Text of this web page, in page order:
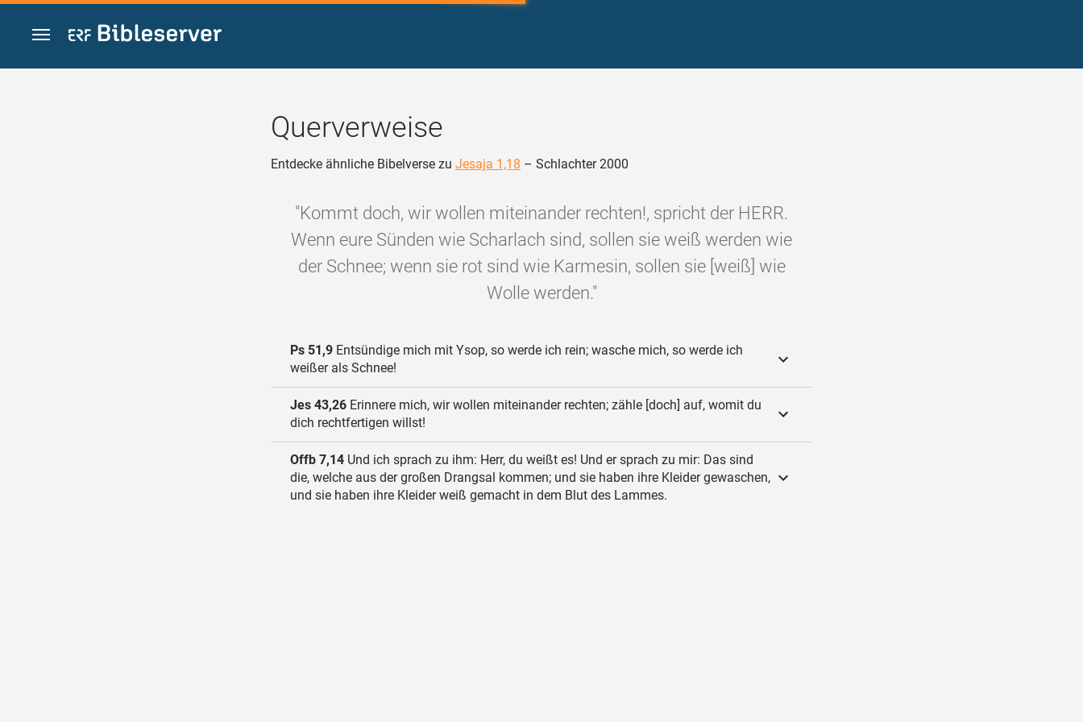
Zum Inhalt springen
Querverweise
Entdecke ähnliche Bibelverse zu Jesaja 1,18 – Schlachter 2000
"Kommt doch, wir wollen miteinander rechten!, spricht der HERR.
Wenn eure Sünden wie Scharlach sind, sollen sie weiß werden wie
der Schnee; wenn sie rot sind wie Karmesin, sollen sie [weiß] wie
Wolle werden."
Ps 51,9 Entsündige mich mit Ysop, so werde ich rein; wasche mich, so werde ich
weißer als Schnee!
Jes 43,26 Erinnere mich, wir wollen miteinander rechten; zähle [doch] auf, womit du
dich rechtfertigen willst!
Offb 7,14 Und ich sprach zu ihm: Herr, du weißt es! Und er sprach zu mir: Das sind
die, welche aus der großen Drangsal kommen; und sie haben ihre Kleider gewaschen,
und sie haben ihre Kleider weiß gemacht in dem Blut des Lammes.